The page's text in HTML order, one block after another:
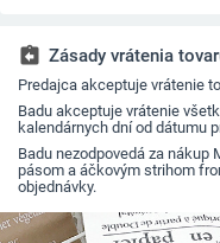
(Spring
assignment_return Zásady vrátenia
Predajca akceptuje vrátenie
Badu akceptuje vrátenie
kalendárnych dní od dátumu
Badu nezodpovedá za
pásom a áčkovým strihom
objednávky.